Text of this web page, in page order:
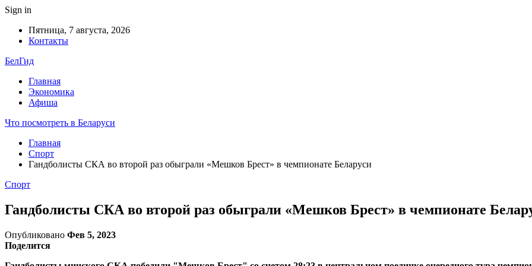
Sign in
Пятница, 7 августа, 2026
Контакты
БелГид
Главная
Экономика
Афиша
Что посмотреть в Беларуси
Главная
Спорт
Гандболисты СКА во второй раз обыграли «Мешков Брест» в чемпионате Беларуси
Спорт
Гандболисты СКА во второй раз обыграли «Мешков Брест» в чемпионате
Опубликовано Фев 5, 2023
Поделится